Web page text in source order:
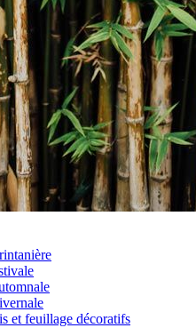
et feuillage décoratifs